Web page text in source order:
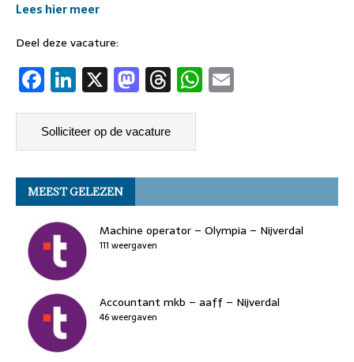
Lees hier meer
Deel deze vacature:
F
a
c
e
b
o
o
k
Li
n
k
e
dI
n
X M
a
st
o
d
o
n
T
h
a
d
s
W
h
A
p
p
MEEST GELEZEN
Machine operator – Olympia – Nijverdal
111 weergaven
Accountant mkb – aaff – Nijverdal
46 weergaven